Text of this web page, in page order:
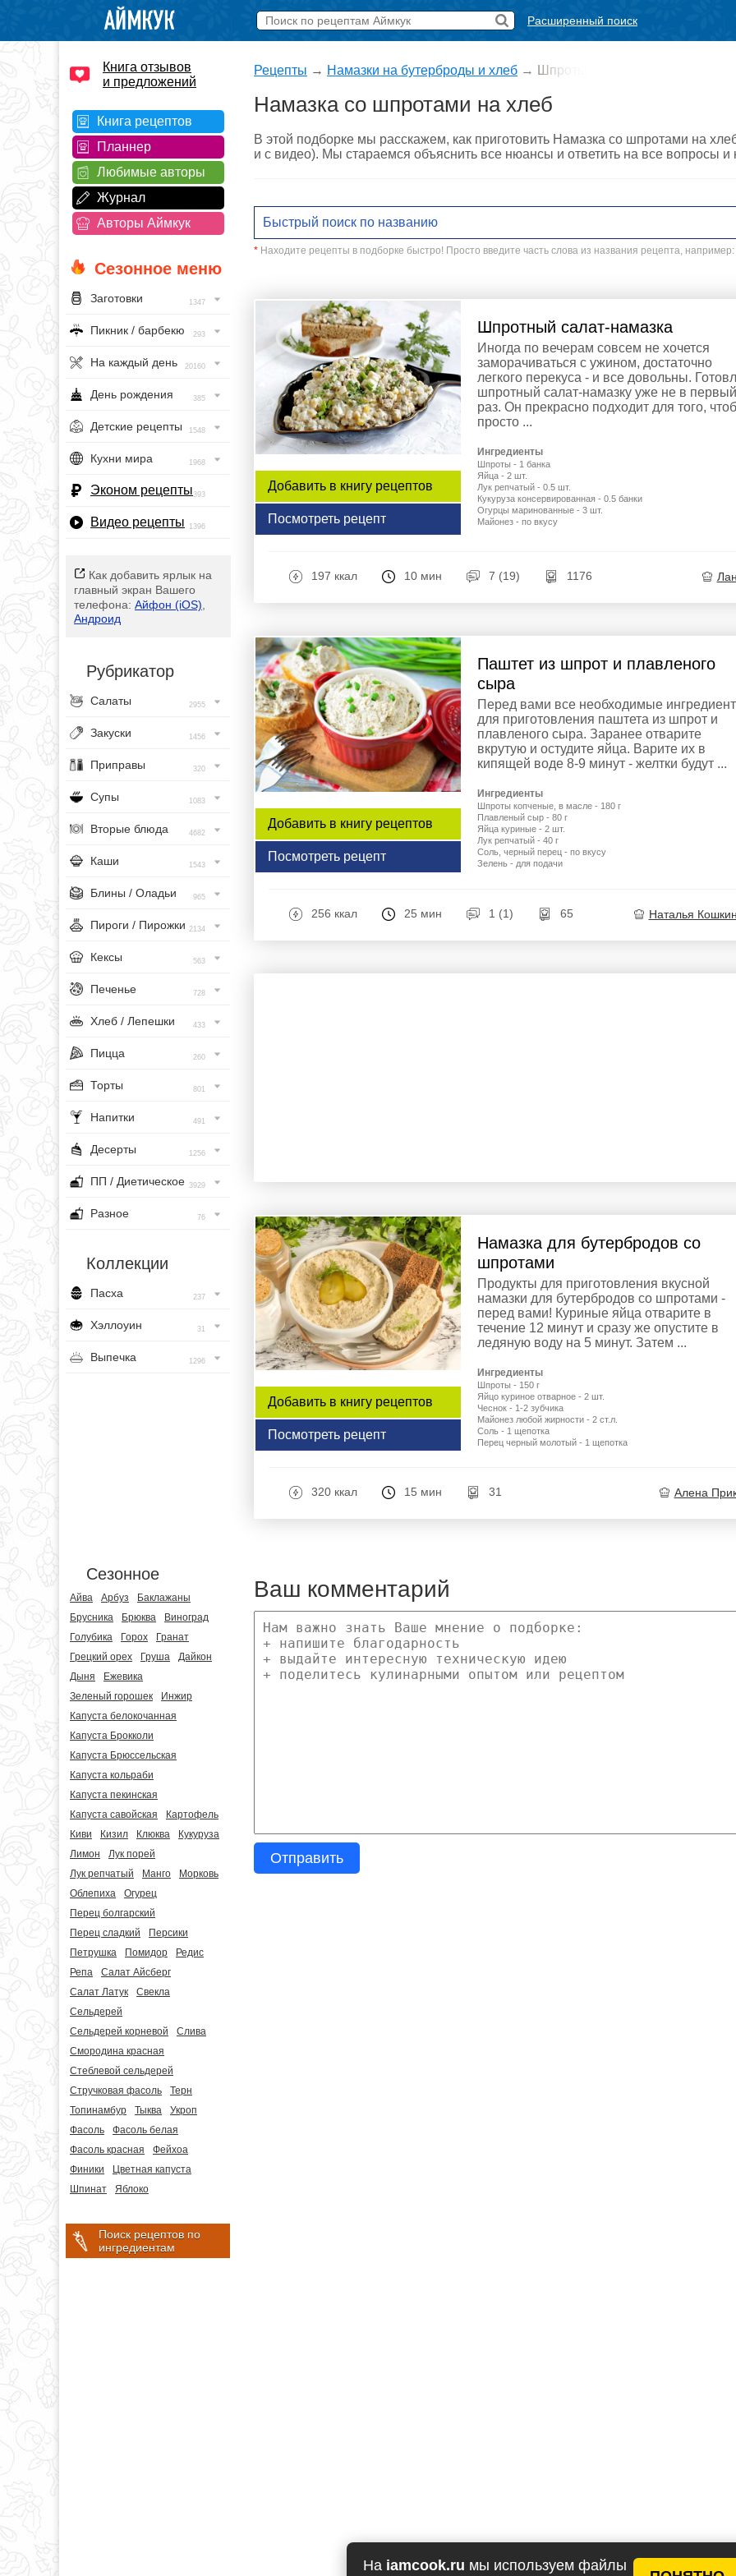
На iamcook.ru мы используем файлы
Расширенный поиск
Книга отзывов
и предложений
Книга рецептов
Планнер
Любимые авторы
Журнал
Авторы Аймкук
Сезонное меню
Заготовки 1347
Пикник / барбекю 293
На каждый день 20160
День рождения 385
Детские рецепты 1548
Кухни мира 1968
Эконом рецепты393
Видео рецепты 1396
Как добавить ярлык на
главный экран Вашего
телефона: Айфон (iOS)
Андроид
Рубрикатор
Салаты 2955
Закуски 1456
Приправы 320
Супы 1083
Вторые блюда 4682
Каши 1543
Блины / Оладьи 965
Пироги / Пирожки 2134
Кексы 563
Печенье 728
Хлеб / Лепешки 433
Пицца 260
Торты 801
Напитки 491
Десерты 1256
ПП / Диетическое 3929
Разное 76
Коллекции
Пасха 237
Хэллоуин 31
Выпечка 1296
Сезонное
Айва Арбуз
Баклажаны
Брусника
Брюква
Виноград
Голубика
Горох
Гранат
Грецкий орех
Груша
Дайкон
Дыня
Ежевика
Зеленый горошек
Инжир
Капуста белокочанная
Капуста Брокколи
Капуста Брюссельская
Капуста кольраби
Капуста пекинская
Капуста савойская
Картофель
Киви
Кизил Клюква
Кукуруза
Лимон
Лук порей
Лук репчатый
Манго
Морковь
Облепиха
Огурец
Перец болгарский
Перец сладкий
Персики
Петрушка
Помидор
Редис
Репа
Салат Айсберг
Салат Латук
Свекла
Сельдерей
Сельдерей корневой
Слива
Смородина красная
Стеблевой сельдерей
Стручковая фасоль
Терн
Топинамбур
Тыква
Укроп
Фасоль
Фасоль белая
Фасоль красная
Фейхоа
Финики
Цветная капуста
Шпинат
Яблоко
Поиск рецептов по
ингредиентам
Рецепты → Намазки на бутерброды и хлеб → Шпроты
Намазка со шпротами на хлеб
В этой подборке мы расскажем, как приготовить Намазка со шпротами на
и с видео). Мы стараемся объяснить все нюансы и ответить на все вопросы и
* Находите рецепты в подборке быстро! Просто введите часть слова из названия рецепта, например:
Добавить в книгу рецептов
Посмотреть рецепт
Шпротный салат-намазка
Иногда по вечерам совсем не хочется
заморачиваться с ужином, достаточно
легкого перекуса - и все довольны.
шпротный салат-намазку уже не в первый
раз. Он прекрасно подходит для того,
просто ...
Ингредиенты
Шпроты - 1 банка
Яйца - 2 шт.
Лук репчатый - 0.5 шт.
Кукуруза консервированная - 0.5 банки
Огурцы маринованные - 3 шт.
Майонез - по вкусу
197 ккал 10 мин 7 (19) 1176
Добавить в книгу рецептов
Посмотреть рецепт
Паштет из шпрот и плавленого
сыра
Перед вами все необходимые
для приготовления паштета из шпрот и
плавленого сыра. Заранее отварите
вкрутую и остудите яйца. Варите их в
кипящей воде 8-9 минут - желтки будут ...
Ингредиенты
Шпроты копченые, в масле - 180 г
Плавленый сыр - 80 г
Яйца куриные - 2 шт.
Лук репчатый - 40 г
Соль, черный перец - по вкусу
Зелень - для подачи
256 ккал 25 мин 1 (1) 65 Наталья
Добавить в книгу рецептов
Посмотреть рецепт
Намазка для бутербродов со
шпротами
Продукты для приготовления вкусной
намазки для бутербродов со шпротами -
перед вами! Куриные яйца отварите в
течение 12 минут и сразу же опустите в
ледяную воду на 5 минут. Затем ...
Ингредиенты
Шпроты - 150 г
Яйцо куриное отварное - 2 шт.
Чеснок - 1-2 зубчика
Майонез любой жирности - 2 ст.л.
Соль - 1 щепотка
Перец черный молотый - 1 щепотка
320 ккал 15 мин 31 Алена
Ваш комментарий
Отправить